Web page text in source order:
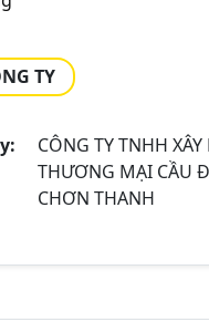
TY
CÔNG TY TNHH
THƯƠNG MẠI CẦU
CHƠN THANH